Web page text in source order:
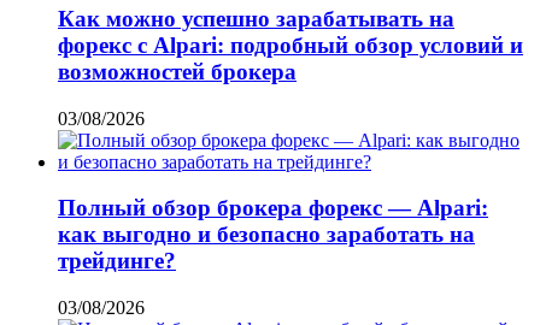
Как можно успешно зарабатывать на
форекс с Alpari: подробный обзор условий и
возможностей брокера
03/08/2026
Полный обзор брокера форекс — Alpari:
как выгодно и безопасно заработать на
трейдинге?
03/08/2026